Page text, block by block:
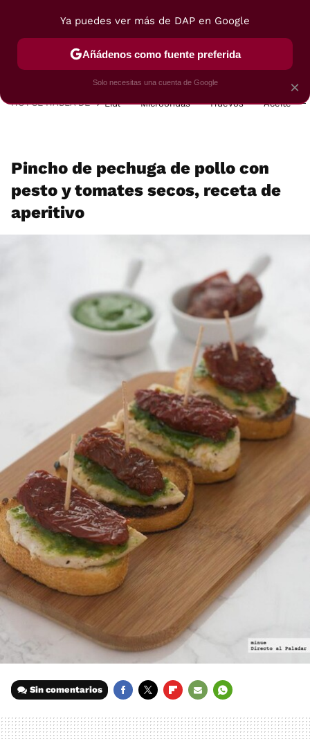
POSTRES VIAJES SELECCIÓN VEGUI
HOY SE HABLA DE Lidl Microondas Huevos Aceite
Pincho de pechuga de pollo con
pesto y tomates secos, receta de
aperitivo
Sin comentarios
MAIL
×
Ya puedes ver más de DAP en Google
Añádenos como fuente preferida
Solo necesitas una cuenta de Google